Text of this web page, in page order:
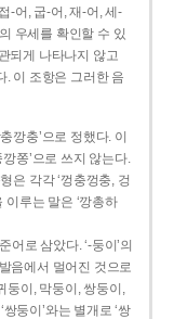
-어, 굽-어, 재-어, 세-
우세를 확인할 수 있
되게 나타나지 않고
. 이 조항은 그러한 음
깡충’으로 정했다. 이
쫑’으로 쓰지 않는다.
은 각각 ‘껑충껑충, 겅
이루는 말은 ‘깡총하
어로 삼았다. ‘-둥이’의
음에서 멀어진 것으로
둥이, 막둥이, 쌍둥이,
둥이’와는 별개로 ‘쌍